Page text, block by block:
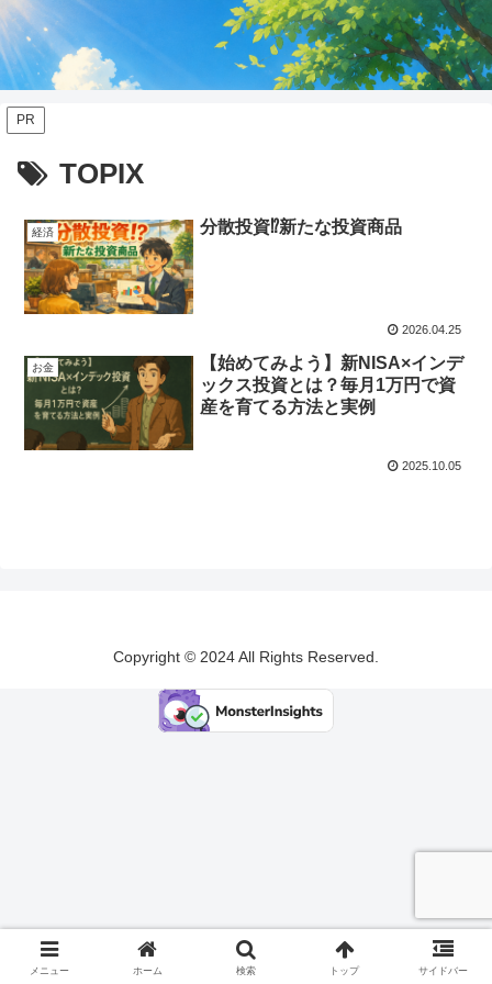
PR
TOPIX
経済 分散投資⁉新たな投資商品
2026.04.25
お金
【始めてみよう】新NISA×インデ
ックス投資とは？毎月1万円で資
産を育てる方法と実例
2025.10.05
Copyright © 2024 All Rights Reserved.
メニュー ホーム 検索 トップ サイドバー